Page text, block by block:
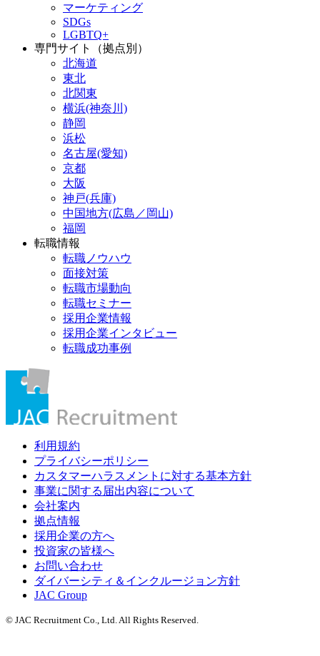
マーケティング
SDGs
LGBTQ+
専門サイト（拠点別）
北海道
東北
北関東
横浜(神奈川)
静岡
浜松
名古屋(愛知)
京都
大阪
神戸(兵庫)
中国地方(広島／岡山)
福岡
転職情報
転職ノウハウ
面接対策
転職市場動向
転職セミナー
採用企業情報
採用企業インタビュー
転職成功事例
利用規約
プライバシーポリシー
カスタマーハラスメントに対する基本方針
事業に関する届出内容について
会社案内
拠点情報
採用企業の方へ
投資家の皆様へ
お問い合わせ
ダイバーシティ＆インクルージョン方針
JAC Group
© JAC Recruitment Co., Ltd. All Rights Reserved.